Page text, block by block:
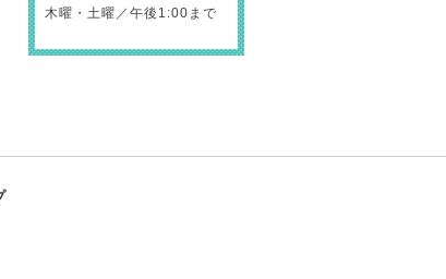
木曜・土曜／午後1:00まで